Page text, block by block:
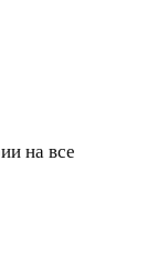
на все